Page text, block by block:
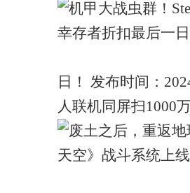
日！ 发布时间：
人联机同屏扫1000